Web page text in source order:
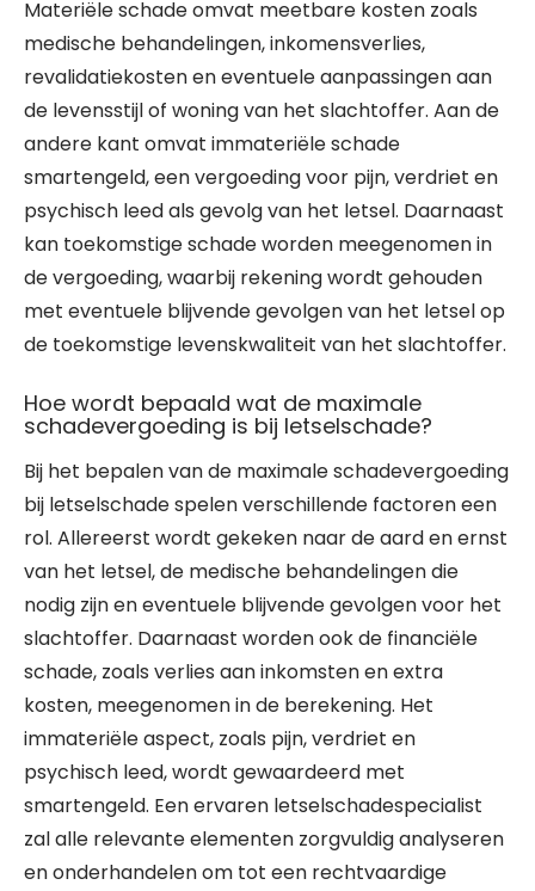
Materiële schade omvat meetbare kosten zoals
medische behandelingen, inkomensverlies,
revalidatiekosten en eventuele aanpassingen aan
de levensstijl of woning van het slachtoffer. Aan de
andere kant omvat immateriële schade
smartengeld, een vergoeding voor pijn, verdriet en
psychisch leed als gevolg van het letsel. Daarnaast
kan toekomstige schade worden meegenomen in
de vergoeding, waarbij rekening wordt gehouden
met eventuele blijvende gevolgen van het letsel op
de toekomstige levenskwaliteit van het slachtoffer.
Hoe wordt bepaald wat de maximale
schadevergoeding is bij letselschade?
Bij het bepalen van de maximale schadevergoeding
bij letselschade spelen verschillende factoren een
rol. Allereerst wordt gekeken naar de aard en ernst
van het letsel, de medische behandelingen die
nodig zijn en eventuele blijvende gevolgen voor het
slachtoffer. Daarnaast worden ook de financiële
schade, zoals verlies aan inkomsten en extra
kosten, meegenomen in de berekening. Het
immateriële aspect, zoals pijn, verdriet en
psychisch leed, wordt gewaardeerd met
smartengeld. Een ervaren letselschadespecialist
zal alle relevante elementen zorgvuldig analyseren
en onderhandelen om tot een rechtvaardige